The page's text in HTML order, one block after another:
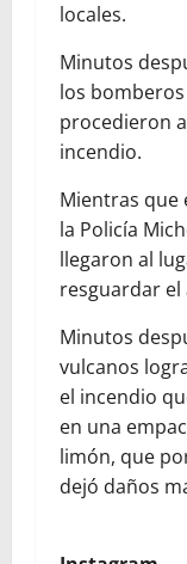
locales.
Minutos
los
procedieron
incendio.
Mientras que
la Policía
llegaron al
resguardar el
Minutos
vulcanos
el incendio
en una
limón, que
dejó daños